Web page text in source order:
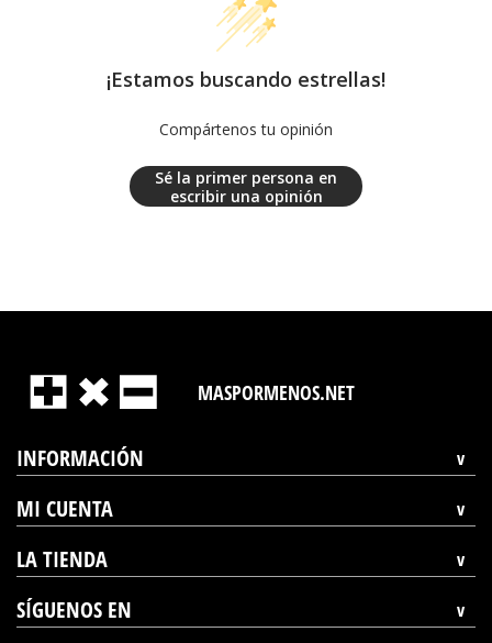
¡Estamos buscando estrellas!
Compártenos tu opinión
Sé la primer persona en
escribir una opinión
MASPORMENOS.NET
INFORMACIÓN
MI CUENTA
LA TIENDA
SÍGUENOS EN